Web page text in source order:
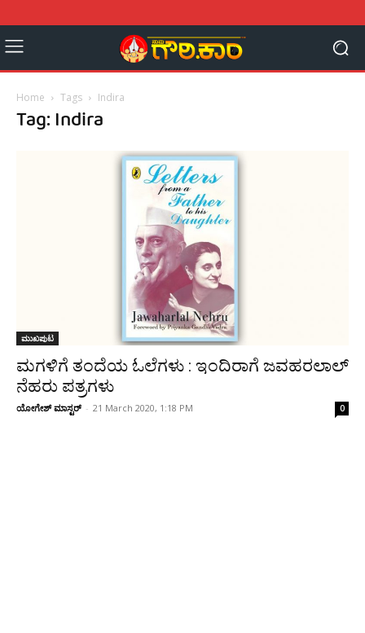
Home Tags Indira
Tag: Indira
ಮುಖಪುಟ
ಮಗಳಿಗೆ ತಂದೆಯ ಓಲೆಗಳು : ಇಂದಿರಾಗೆ ಜವಹರಲಾಲ್
ನೆಹರು ಪತ್ರಗಳು
ಯೋಗೇಶ್ ಮಾಸ್ಟರ್ - 21 March 2020, 1:18 PM 0